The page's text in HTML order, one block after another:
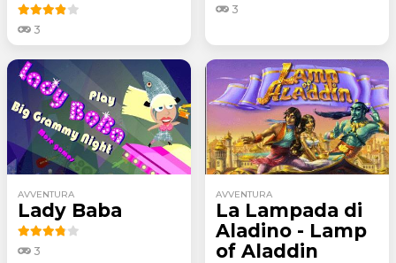
3
3
AVVENTURA
Lady Baba
3
AVVENTURA
La Lampada di
Aladino - Lamp
of Aladdin